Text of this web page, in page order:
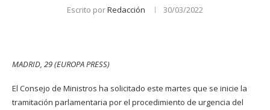
Escrito porRedacción 30/03/2022
MADRID, 29 (EUROPA PRESS)
El Consejo de Ministros ha solicitado este martes que se inicie la
tramitación parlamentaria por el procedimiento de urgencia del